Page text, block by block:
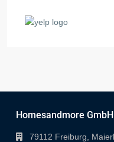
Homesandmore GmbH
79112 Freiburg,